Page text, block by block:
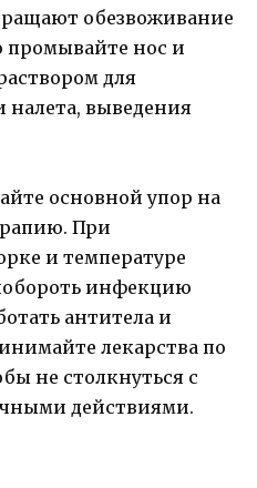
обезвоживание
промывайте нос и
для
выведения
основной упор на
При
и температуре
инфекцию
антитела и
лекарства по
не столкнуться с
действиями.